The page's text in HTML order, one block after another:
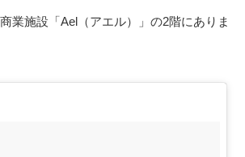
業施設「Ael（アエル）」の2階にありま